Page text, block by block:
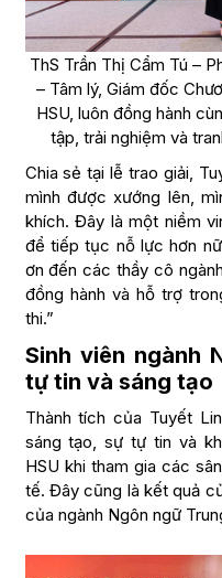
ThS Trần Thị Cẩm Tú –
– Tâm lý, Giám đốc
HSU, luôn đồng hành
tập, trải nghiệm và
Chia sẻ tại lễ trao giải,
mình được xướng lên,
khích. Đây là một niềm
để tiếp tục nỗ lực hơn
ơn đến các thầy cô
đồng hành và hỗ trợ
thi.”
Sinh viên ngành
tự tin và sáng tạo
Thành tích của Tuyết
sáng tạo, sự tự tin và
HSU khi tham gia các
tế. Đây cũng là kết quả
của ngành Ngôn ngữ